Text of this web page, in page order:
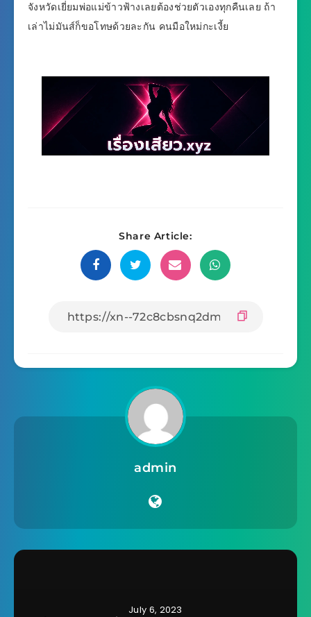
จังหวัดเยี่ยมพ่อแม่ข้าวฟ้างเลยต้องช่วยตัวเองทุกคืนเลย ถ้า
เล่าไม่มันส์ก็ขอโทษด้วยละกัน คนมือใหม่กะเงี้ย
Share Article:
admin
July 6, 2023